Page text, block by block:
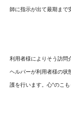
師に指示が出て最期まで
利用者様によりそう訪問
ヘルパーが利用者様の状
護を行います。心“のこ